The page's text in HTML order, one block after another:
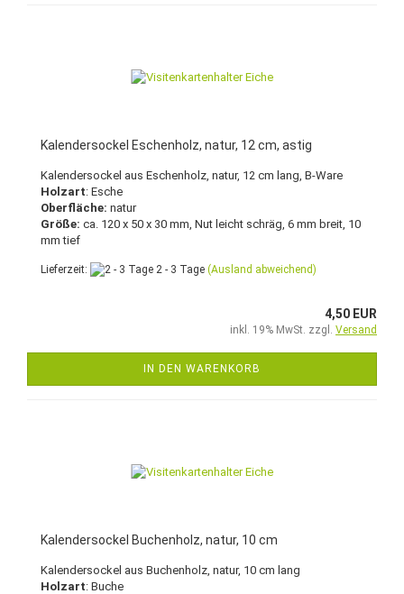
Kalendersockel Eschenholz, natur, 12 cm, astig
Kalendersockel aus Eschenholz, natur, 12 cm lang, B-Ware
Holzart: Esche
Oberfläche: natur
Größe: ca. 120 x 50 x 30 mm, Nut leicht schräg, 6 mm breit, 10
mm tief
Lieferzeit: 2 - 3 Tage (Ausland abweichend)
4,50 EUR
inkl. 19% MwSt. zzgl. Versand
IN DEN WARENKORB
Kalendersockel Buchenholz, natur, 10 cm
Kalendersockel aus Buchenholz, natur, 10 cm lang
Holzart: Buche